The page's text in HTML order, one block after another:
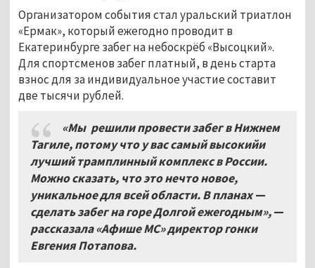
Организатором события стал уральский триатлон
«Ермак», который ежегодно проводит в
Екатеринбурге забег на небоскрёб «Высоцкий».
Для спортсменов забег платный, в день старта
взнос для за индивидуальное участие составит
две тысячи рублей.
«Мы решили провести забег в Нижнем
Тагиле, потому что у вас самый высокийи
лучший трамплинный комплекс в России.
Можно сказать, что это нечто новое,
уникальное для всей области. В планах—
сделать забег на горе Долгой ежегодным»,—
рассказала «Афише МС» директор гонки
Евгения Потапова.